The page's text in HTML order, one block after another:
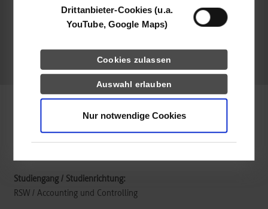
Drittanbieter-Cookies (u.a.
YouTube, Google Maps)
Cookies zulassen
Auswahl erlauben
Nur notwendige Cookies
Flughafen München GmbH
RSW / Accounting und Controlling